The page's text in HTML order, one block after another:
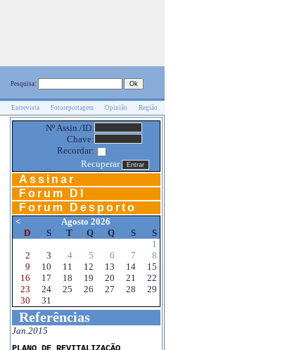
Pesquisa:
Entrevista Fotoreportagem Opinião Região
Nº Assin./ID:
Chave:
Recordar:
Recuperar
Assinar
Forum DI
Forum Desporto
<
Agosto 2026
D
S T Q Q S
S
1
2
3 4 5 6 7
8
9
10 11 12 13 14
15
16
17 18 19 20 21
22
23
24 25 26 27 28
29
30
31
Referências
Jan.2015